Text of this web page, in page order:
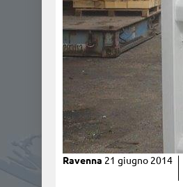
Ravenna 21 giugno 2014